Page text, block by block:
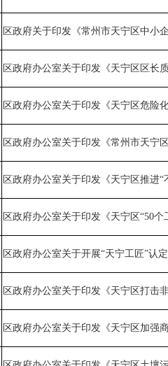
区政府关于印发《常州市天宁区中小
区政府办公室关于印发《天宁区区长
区政府办公室关于印发《天宁区危险
区政府办公室关于印发《常州市天宁
区政府办公室关于印发《天宁区推进
区政府办公室关于印发《天宁区“50
区政府办公室关于开展“天宁工匠”认
区政府办公室关于印发《天宁区打击
区政府办公室关于印发《天宁区加强